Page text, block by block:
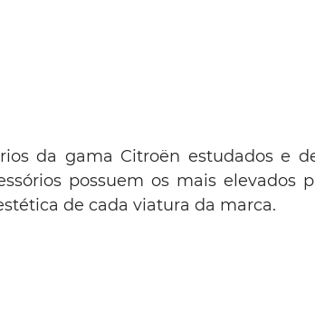
da gama Citroën estudados e
possuem os mais elevados
de cada viatura da marca.